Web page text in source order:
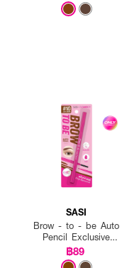
SASI
Brow - to - be Auto
Pencil Exclusive
EVEANDBOY
฿89